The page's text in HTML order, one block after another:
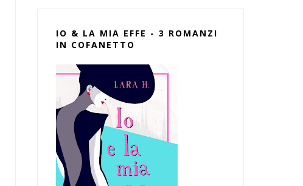
IO & LA MIA EFFE - 3 ROMANZI
IN COFANETTO